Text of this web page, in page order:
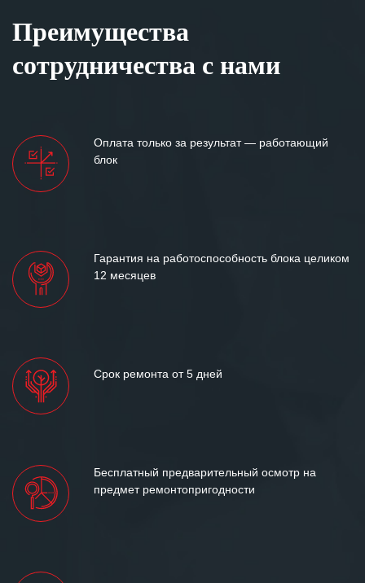
Особенно хочется отметить высокую
клиентоориентированность
персонала Вашей компании,
между нашими компаниями открытые
Преимущества
сотрудничества с нами
Оплата только за результат — работающий
блок
Гарантия на работоспособность блока целиком
12 месяцев
Срок ремонта от 5 дней
Бесплатный предварительный осмотр на
предмет ремонтопригодности